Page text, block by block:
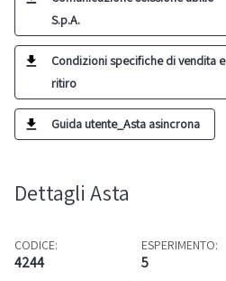
S.p.A.
Condizioni specifiche di vendita e
ritiro
Guida utente_Asta asincrona
Dettagli Asta
CODICE:
4244
ESPERIMENTO:
5